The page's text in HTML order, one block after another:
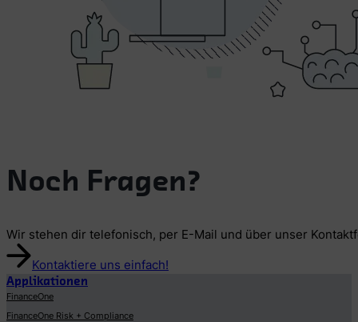
Noch Fragen?
Wir stehen dir telefonisch, per E-Mail und über unser
Kontaktiere uns einfach!
Applikationen
FinanceOne
FinanceOne Risk + Compliance